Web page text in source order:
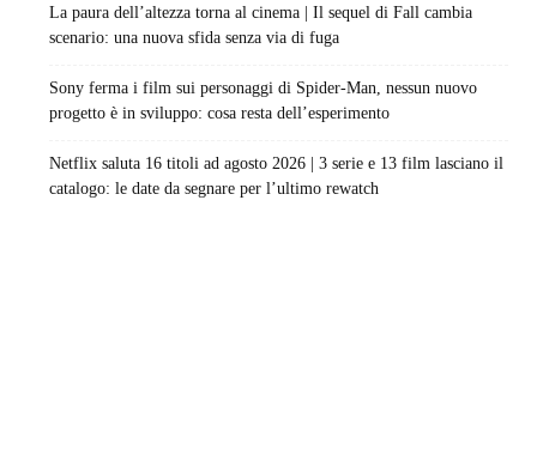
La paura dell’altezza torna al cinema | Il sequel di Fall cambia
scenario: una nuova sfida senza via di fuga
Sony ferma i film sui personaggi di Spider-Man, nessun nuovo
progetto è in sviluppo: cosa resta dell’esperimento
Netflix saluta 16 titoli ad agosto 2026 | 3 serie e 13 film lasciano il
catalogo: le date da segnare per l’ultimo rewatch